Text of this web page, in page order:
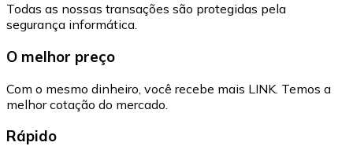
Todas as nossas transações são protegidas pela
segurança informática.
O melhor preço
Com o mesmo dinheiro, você recebe mais LINK. Temos a
melhor cotação do mercado.
Rápido